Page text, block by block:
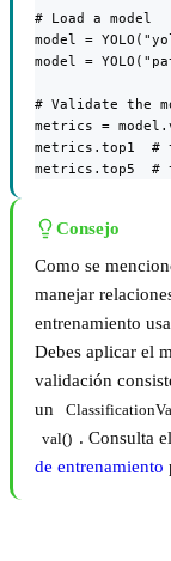
# Load a model
model =
model =
# Validate the
metrics =
metrics.top1  #
metrics.top5  #
Consejo
Como se
manejar
entrenamiento
Debes aplicar el
validación
un
val() . Consulta
de entrenamiento